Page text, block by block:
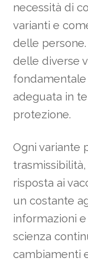
necessità di
varianti e
delle
delle diverse
adeguata in
protezione.
Ogni variante
risposta ai
un costante
informazioni
scienza
cambiamenti